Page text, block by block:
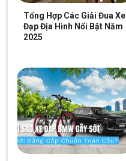
Tổng Hợp Các Giải Đua Xe
Đạp Địa Hình Nổi Bật Năm
2025